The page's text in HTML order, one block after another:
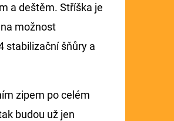
a deštěm. Stříška je
možnost
stabilizační šňůry a
zipem po celém
budou už jen